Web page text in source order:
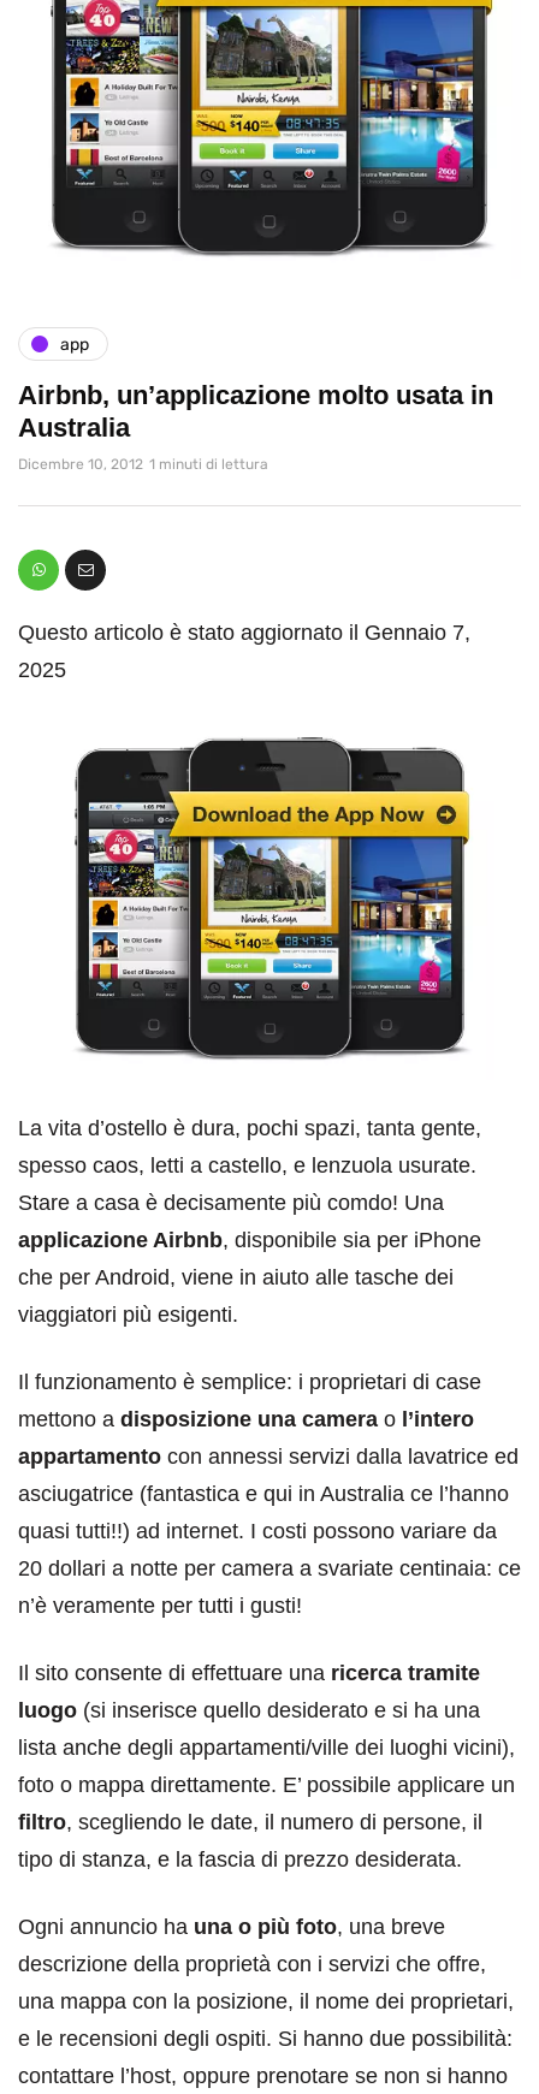
app
Airbnb, un’applicazione molto usata in
Australia
Dicembre 10, 2012 1 minuti di lettura
Questo articolo è stato aggiornato il Gennaio 7,
2025
La vita d’ostello è dura, pochi spazi, tanta gente,
spesso caos, letti a castello, e lenzuola usurate.
Stare a casa è decisamente più comdo! Una
applicazione Airbnb, disponibile sia per iPhone
che per Android, viene in aiuto alle tasche dei
viaggiatori più esigenti.
Il funzionamento è semplice: i proprietari di case
mettono a disposizione una camera o l’intero
appartamento con annessi servizi dalla lavatrice ed
asciugatrice (fantastica e qui in Australia ce l’hanno
quasi tutti!!) ad internet. I costi possono variare da
20 dollari a notte per camera a svariate centinaia: ce
n’è veramente per tutti i gusti!
Il sito consente di effettuare una ricerca tramite
luogo (si inserisce quello desiderato e si ha una
lista anche degli appartamenti/ville dei luoghi vicini),
foto o mappa direttamente. E’ possibile applicare un
filtro, scegliendo le date, il numero di persone, il
tipo di stanza, e la fascia di prezzo desiderata.
Ogni annuncio ha una o più foto, una breve
descrizione della proprietà con i servizi che offre,
una mappa con la posizione, il nome dei proprietari,
e le recensioni degli ospiti. Si hanno due possibilità:
contattare l’host, oppure prenotare se non si hanno